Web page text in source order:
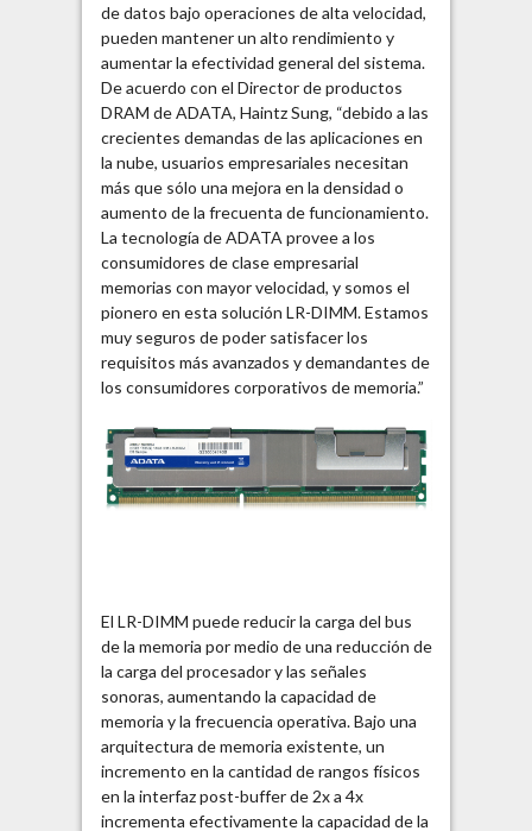
de datos bajo operaciones de alta velocidad,
pueden mantener un alto rendimiento y
aumentar la efectividad general del sistema.
De acuerdo con el Director de productos
DRAM de ADATA, Haintz Sung, “debido a las
crecientes demandas de las aplicaciones en
la nube, usuarios empresariales necesitan
más que sólo una mejora en la densidad o
aumento de la frecuenta de funcionamiento.
La tecnología de ADATA provee a los
consumidores de clase empresarial
memorias con mayor velocidad, y somos el
pionero en esta solución LR-DIMM. Estamos
muy seguros de poder satisfacer los
requisitos más avanzados y demandantes de
los consumidores corporativos de memoria.”
El LR-DIMM puede reducir la carga del bus
de la memoria por medio de una reducción de
la carga del procesador y las señales
sonoras, aumentando la capacidad de
memoria y la frecuencia operativa. Bajo una
arquitectura de memoria existente, un
incremento en la cantidad de rangos físicos
en la interfaz post-buffer de 2x a 4x
incrementa efectivamente la capacidad de la